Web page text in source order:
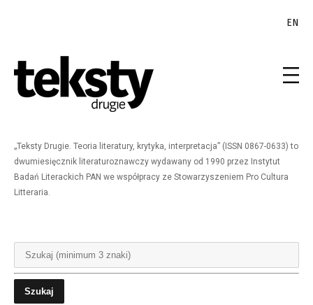
EN
„Teksty Drugie. Teoria literatury, krytyka, interpretacja” (ISSN 0867-0633) to
dwumiesięcznik literaturoznawczy wydawany od 1990 przez Instytut
Badań Literackich PAN we współpracy ze Stowarzyszeniem Pro Cultura
Litteraria.